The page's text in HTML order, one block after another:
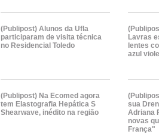
(Publipost) Alunos da Ufla
participaram de visita técnica
no Residencial Toledo
Lavras
lentes
azul
(Publipost) Na Ecomed agora
tem Elastografia Hepática S
Shearwave, inédito na região
sua
Adriana
novas
França"